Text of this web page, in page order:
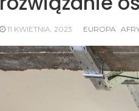
11 KWIETNIA, 2023 EUROPA